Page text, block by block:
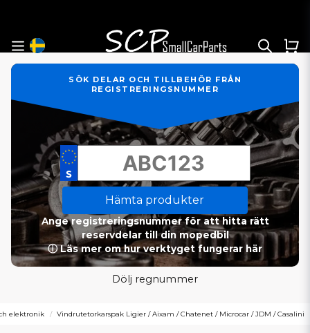
SÖK DELAR OCH TILLBEHÖR FRÅN
REGISTRERINGSNUMMER
Hämta produkter
Ange registreringsnummer för att hitta rätt
reservdelar till din mopedbil
ⓘ Läs mer om hur verktyget fungerar här
Dölj regnummer
elektronik Vindrutetorkarspak Ligier / Aixam / Chatenet / Microcar / JDM / Casalini